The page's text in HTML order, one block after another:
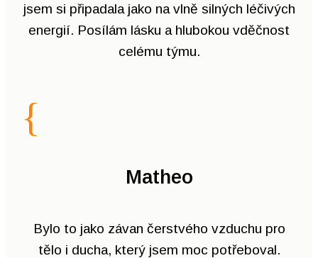
jsem si připadala jako na vlně silných léčivých
energií. Posílám lásku a hlubokou vděčnost
celému týmu.
{
Matheo
Bylo to jako závan čerstvého vzduchu pro
tělo i ducha, který jsem moc potřeboval.